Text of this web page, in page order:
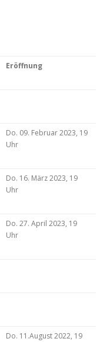
Eröffnung
Do. 09. Februar 2023, 19
Uhr
Do. 16. März 2023, 19
Uhr
Do. 27. April 2023, 19
Uhr
Do. 11.August 2022, 19